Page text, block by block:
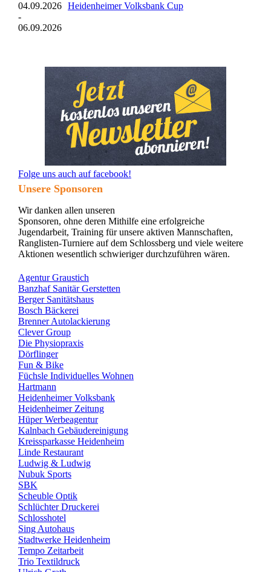
04.09.2026
-
06.09.2026
Heidenheimer Volksbank Cup
Folge uns auch auf facebook!
Unsere Sponsoren
Wir danken allen unseren
Sponsoren, ohne deren Mithilfe eine erfolgreiche
Jugendarbeit, Training für unsere aktiven Mannschaften,
Ranglisten-Turniere auf dem Schlossberg und viele weitere
Aktionen wesentlich schwieriger durchzuführen wären.
Agentur Graustich
Banzhaf Sanitär Gerstetten
Berger Sanitätshaus
Bosch Bäckerei
Brenner Autolackierung
Clever Group
Die Physiopraxis
Dörflinger
Fun & Bike
Füchsle Individuelles Wohnen
Hartmann
Heidenheimer Volksbank
Heidenheimer Zeitung
Hüper Werbeagentur
Kalnbach Gebäudereinigung
Kreissparkasse Heidenheim
Linde Restaurant
Ludwig & Ludwig
Nubuk Sports
SBK
Scheuble Optik
Schlüchter Druckerei
Schlosshotel
Sing Autohaus
Stadtwerke Heidenheim
Tempo Zeitarbeit
Trio Textildruck